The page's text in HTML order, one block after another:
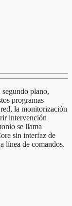
plano,
programas
la monitorización
intervención
se llama
sin interfaz de
línea de comandos.